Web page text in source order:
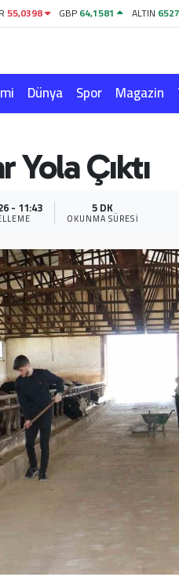
55,0398 GBP64,1581 ALTIN
Dünya Spor Magazin
Yola Çıktı
- 11:43 5 DK
OKUNMA SÜRESI